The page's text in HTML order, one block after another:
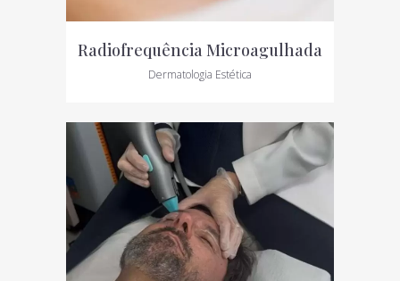
Radiofrequência Microagulhada
Dermatologia Estética